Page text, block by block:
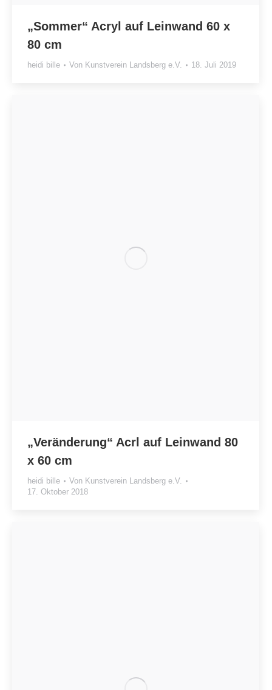
„Sommer“ Acryl auf Leinwand 60 x
80 cm
heidi bille Von Kunstverein Landsberg e.V. 18. Juli 2019
„Veränderung“ Acrl auf Leinwand 80
x 60 cm
heidi bille Von Kunstverein Landsberg e.V.
17. Oktober 2018